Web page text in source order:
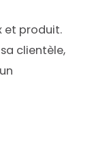
et produit.
clientèle,